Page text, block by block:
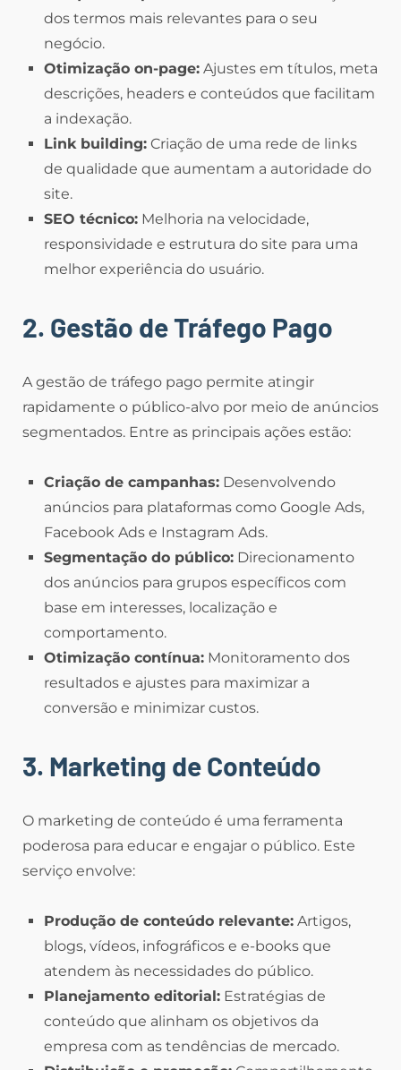
dos termos mais relevantes para o seu
negócio.
Otimização on-page: Ajustes em títulos, meta
descrições, headers e conteúdos que facilitam
a indexação.
Link building: Criação de uma rede de links
de qualidade que aumentam a autoridade do
site.
SEO técnico: Melhoria na velocidade,
responsividade e estrutura do site para uma
melhor experiência do usuário.
2. Gestão de Tráfego Pago
A gestão de tráfego pago permite atingir
rapidamente o público-alvo por meio de anúncios
segmentados. Entre as principais ações estão:
Criação de campanhas: Desenvolvendo
anúncios para plataformas como Google Ads,
Facebook Ads e Instagram Ads.
Segmentação do público: Direcionamento
dos anúncios para grupos específicos com
base em interesses, localização e
comportamento.
Otimização contínua: Monitoramento dos
resultados e ajustes para maximizar a
conversão e minimizar custos.
3. Marketing de Conteúdo
O marketing de conteúdo é uma ferramenta
poderosa para educar e engajar o público. Este
serviço envolve:
Produção de conteúdo relevante: Artigos,
blogs, vídeos, infográficos e e-books que
atendem às necessidades do público.
Planejamento editorial: Estratégias de
conteúdo que alinham os objetivos da
empresa com as tendências de mercado.